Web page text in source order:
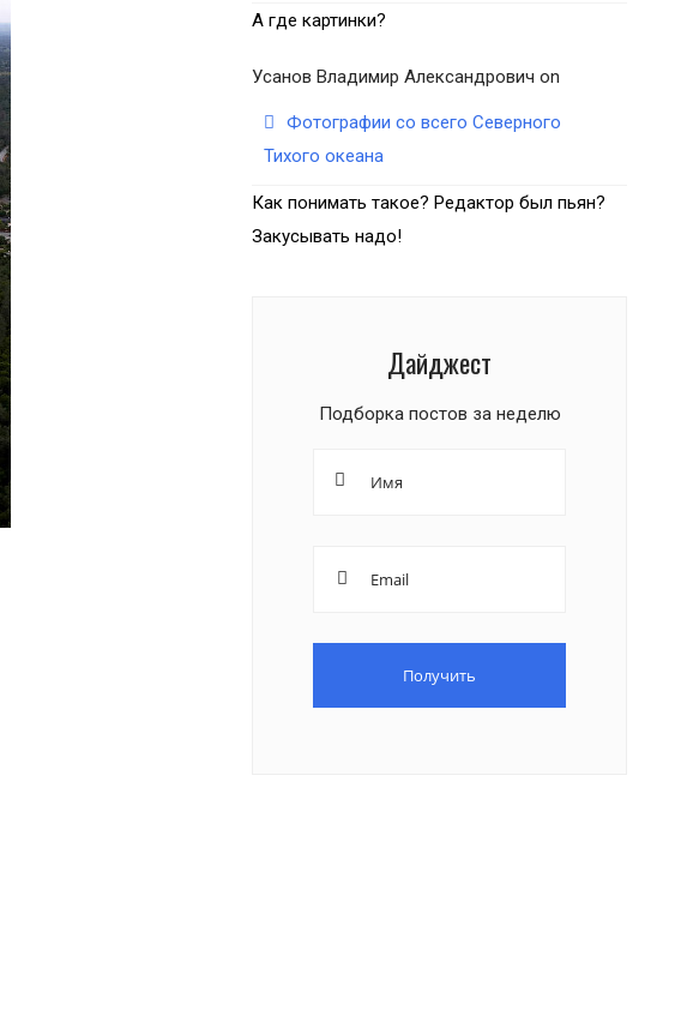
А где картинки?
Усанов Владимир Александрович on
Фотографии со всего Северного
Тихого океана
Как понимать такое? Редактор был пьян?
Закусывать надо!
Дайджест
Подборка постов за неделю